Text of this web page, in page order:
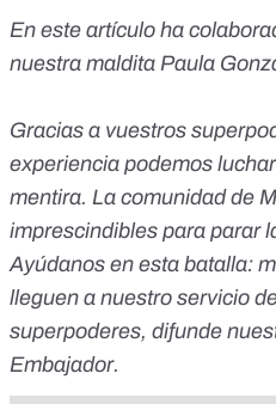
En este artículo ha
nuestra maldita Paula
Gracias a vuestros
experiencia podemos
mentira. La comunidad de
imprescindibles para parar
Ayúdanos en esta batalla:
lleguen a nuestro servicio
superpoderes, difunde
Embajador.